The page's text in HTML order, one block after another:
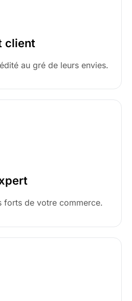
client
au gré de leurs envies.
forts de votre commerce.